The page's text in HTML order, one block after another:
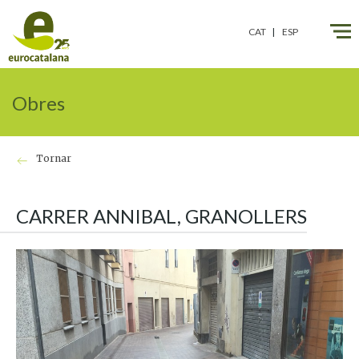
Obres
Tornar
CARRER ANNIBAL, GRANOLLERS
CAT ESP